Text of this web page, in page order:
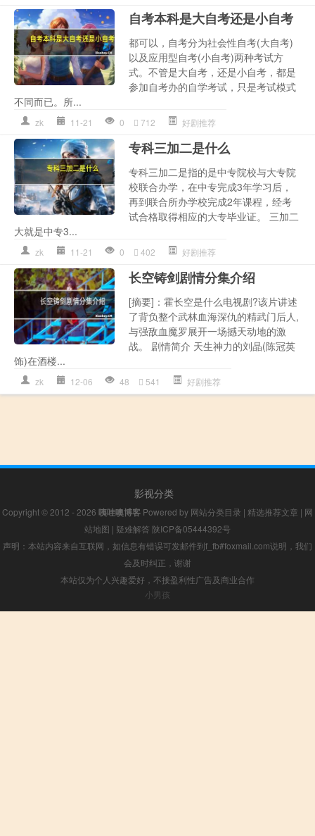
自考本科是大自考还是小自考
都可以，自考分为社会性自考(大自考)
以及应用型自考(小自考)两种考试方
式。不管是大自考，还是小自考，都是
参加自考办的自学考试，只是考试模式
不同而已。所...
zk 11-21 0 712 好剧推荐
专科三加二是什么
专科三加二是指的是中专院校与大专院
校联合办学，在中专完成3年学习后，
再到联合所办学校完成2年课程，经考
试合格取得相应的大专毕业证。 三加二
大就是中专3...
zk 11-21 0 402 好剧推荐
长空铸剑剧情分集介绍
[摘要]：霍长空是什么电视剧?该片讲述
了背负整个武林血海深仇的精武门后人,
与强敌血魔罗展开一场撼天动地的激
战。 剧情简介 天生神力的刘晶(陈冠英
饰)在酒楼...
zk 12-06 48 541 好剧推荐
影视分类
Copyright © 2012 - 2026 咦哇噢博客 Powered by 网站分类目录 | 精选推荐文章 | 网
站地图 | 疑难解答 陕ICP备05444392号
声明：本站内容来自互联网，如信息有错误可发邮件到f_fb#foxmail.com说明，我们
会及时纠正，谢谢
本站仅为个人兴趣爱好，不接盈利性广告及商业合作
小男孩